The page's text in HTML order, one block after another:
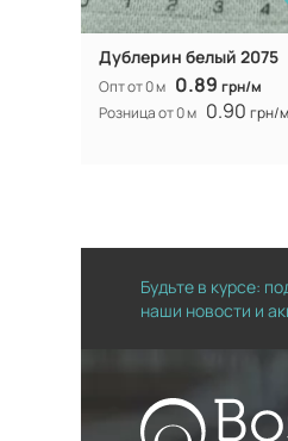
Дублерин белый 2075
Опт от 0 м 0.89 грн/м
Розница от 0 м 0.90 грн/м
Будьте в курсе:
наши новости и